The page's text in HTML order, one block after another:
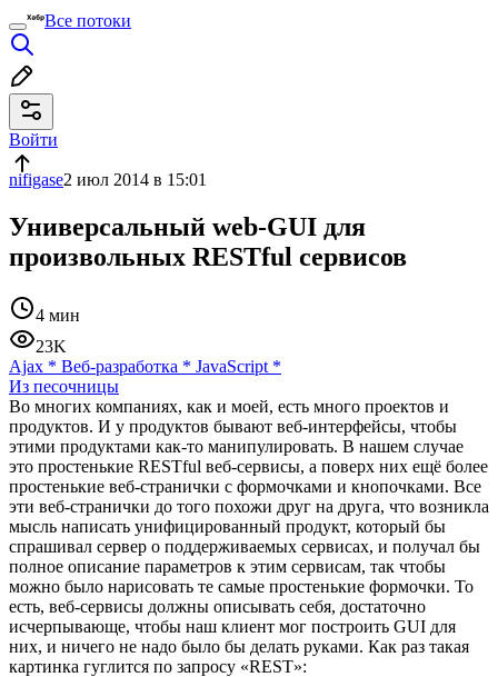
Все потоки
Войти
nifigase2 июл 2014 в 15:01
Универсальный web-GUI для
произвольных RESTful сервисов
4 мин
23K
Ajax * Веб-разработка * JavaScript *
Из песочницы
Во многих компаниях, как и моей, есть много проектов и
продуктов. И у продуктов бывают веб-интерфейсы, чтобы
этими продуктами как-то манипулировать. В нашем случае
это простенькие RESTful веб-сервисы, а поверх них ещё более
простенькие веб-странички с формочками и кнопочками. Все
эти веб-странички до того похожи друг на друга, что возникла
мысль написать унифицированный продукт, который бы
спрашивал сервер о поддерживаемых сервисах, и получал бы
полное описание параметров к этим сервисам, так чтобы
можно было нарисовать те самые простенькие формочки. То
есть, веб-сервисы должны описывать себя, достаточно
исчерпывающе, чтобы наш клиент мог построить GUI для
них, и ничего не надо было бы делать руками. Как раз такая
картинка гуглится по запросу «REST»: